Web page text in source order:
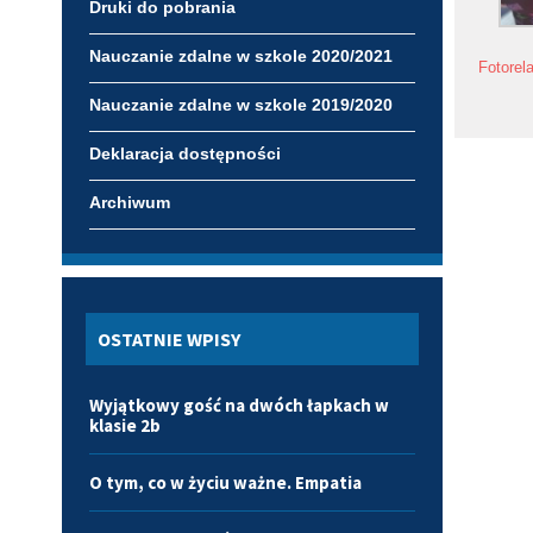
Druki do pobrania
Nauczanie zdalne w szkole 2020/2021
Nauczanie zdalne w szkole 2019/2020
Deklaracja dostępności
Archiwum
OSTATNIE WPISY
Wyjątkowy gość na dwóch łapkach w
klasie 2b
O tym, co w życiu ważne. Empatia